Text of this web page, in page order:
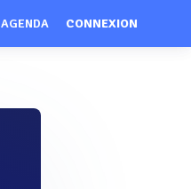
AGENDA CONNEXION